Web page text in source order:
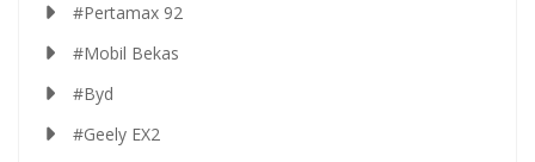
#Pertamax 92
#Mobil Bekas
#Byd
#Geely EX2